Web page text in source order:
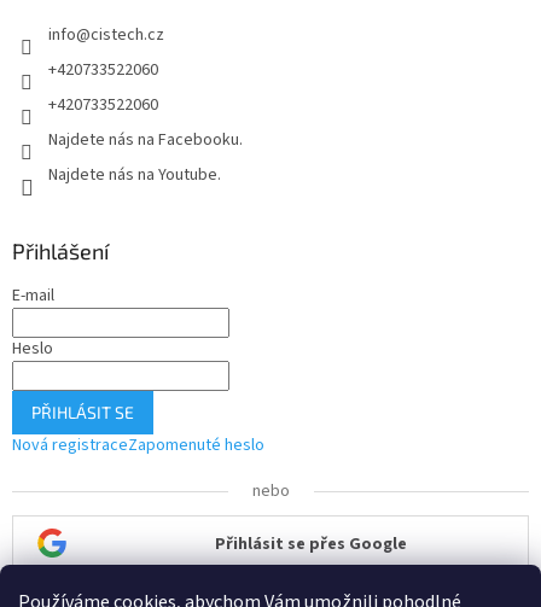
info@cistech.cz
+420733522060
+420733522060
Najdete nás na Facebooku.
Najdete nás na Youtube.
Přihlášení
E-mail
Heslo
PŘIHLÁSIT SE
Nová registraceZapomenuté heslo
nebo
Přihlásit se přes Google
Přihlásit se přes Seznam